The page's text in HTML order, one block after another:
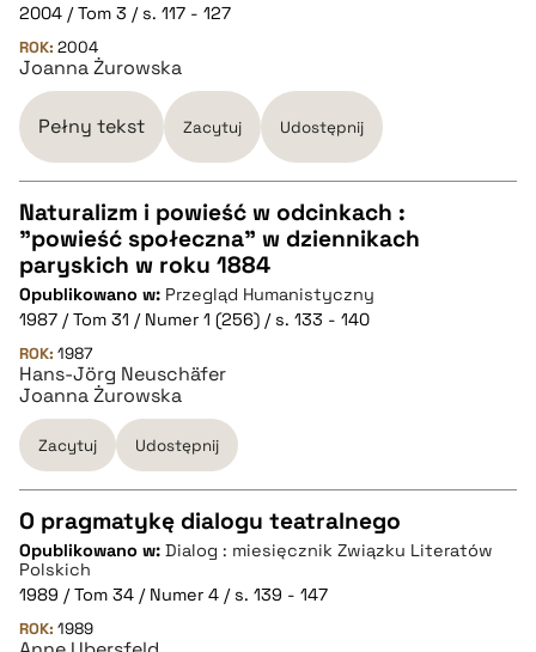
pobierz cytat
BIBTEX
pobierz cytat
2004 / Tom 3 / s. 117 - 127
ROK: 2004
Joanna Żurowska
Pełny tekst Zacytuj Udostępnij
CZYSTY TEKST
pobierz cytat
BIBTEX
pobierz cytat
Naturalizm i powieść w odcinkach :
"powieść społeczna" w dziennikach
paryskich w roku 1884
Opublikowano w: Przegląd Humanistyczny
1987 / Tom 31 / Numer 1 (256) / s. 133 - 140
ROK: 1987
Hans-Jörg Neuschäfer
Joanna Żurowska
Zacytuj Udostępnij
CZYSTY TEKST
pobierz cytat
O pragmatykę dialogu teatralnego
Opublikowano w: Dialog : miesięcznik Związku Literatów
Polskich
1989 / Tom 34 / Numer 4 / s. 139 - 147
ROK: 1989